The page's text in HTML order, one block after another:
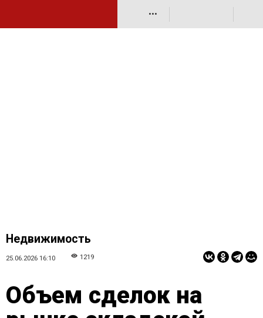
•••
Недвижимость
25.06.2026 16:10 1219
Объем сделок на